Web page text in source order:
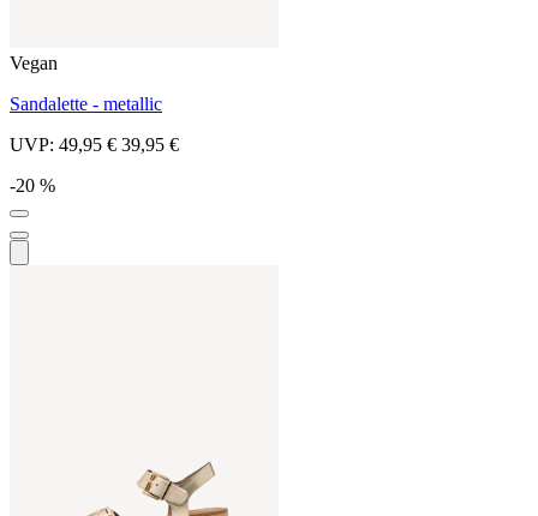
Vegan
Sandalette - metallic
UVP: 49,95 € 39,95 €
-20 %